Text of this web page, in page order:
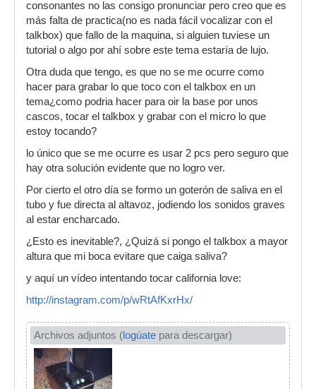
consonantes no las consigo pronunciar pero creo que es
más falta de practica(no es nada fácil vocalizar con el
talkbox) que fallo de la maquina, si alguien tuviese un
tutorial o algo por ahí sobre este tema estaría de lujo.
Otra duda que tengo, es que no se me ocurre como
hacer para grabar lo que toco con el talkbox en un
tema¿como podria hacer para oir la base por unos
cascos, tocar el talkbox y grabar con el micro lo que
estoy tocando?
lo único que se me ocurre es usar 2 pcs pero seguro que
hay otra solución evidente que no logro ver.
Por cierto el otro día se formo un goterón de saliva en el
tubo y fue directa al altavoz, jodiendo los sonidos graves
al estar encharcado.
¿Esto es inevitable?, ¿Quizá si pongo el talkbox a mayor
altura que mi boca evitare que caiga saliva?
y aquí un vídeo intentando tocar california love:
http://instagram.com/p/wRtAfKxrHx/
Archivos adjuntos (logúate para descargar)